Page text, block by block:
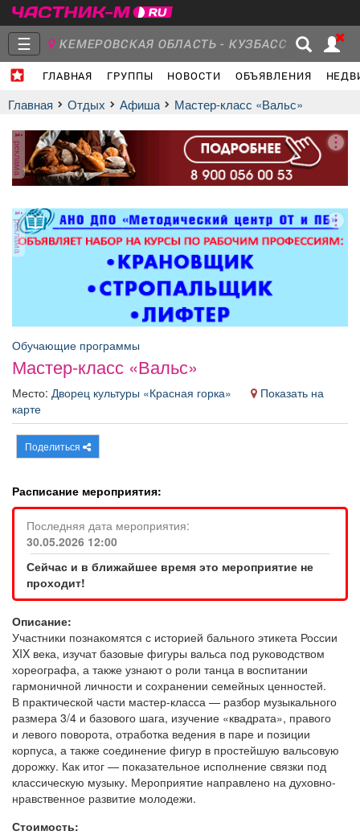
☰ КЕМЕРОВСКАЯ ОБЛАСТЬ - КУЗБАСС
ГЛАВНАЯ ГРУППЫ НОВОСТИ ОБЪЯВЛЕНИЯ
Объявления Недвижимость Услуги
Афиша Обучение
Товары
ТВ программа Я - пенсионер
Главная Отдых афиша Мастер-класс «Вальс»
реклама
реклама
Обучающие программы
Мастер-класс «Вальс»
Место: Дворец культуры «Красная горка»
Показать на
карте
Поделиться
Расписание мероприятия:
Последняя дата мероприятия:
30.05.2026 12:00
Сейчас и в ближайшее время это мероприятие не
проходит!
Описание:
Участники познакомятся с историей бального этикета России
XIX века, изучат базовые фигуры вальса под руководством
хореографа, а также узнают о роли танца в воспитании
гармоничной личности и сохранении семейных ценностей.
В практической части мастер-класса — разбор музыкального
размера 3/4 и базового шага, изучение «квадрата», правого
и левого поворота, отработка ведения в паре и позиции
корпуса, а также соединение фигур в простейшую вальсовую
дорожку. Как итог — показательное исполнение связки под
классическую музыку. Мероприятие направлено на духовно-
нравственное развитие молодежи.
Стоимость: